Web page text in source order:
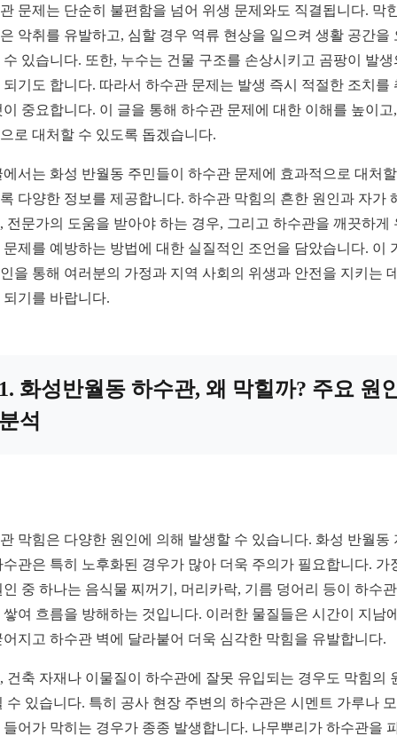
문제는 단순히 불편함을 넘어 위생 문제와도 직결됩니다. 막
악취를 유발하고, 심할 경우 역류 현상을 일으켜 생활 공간을
수 있습니다. 또한, 누수는 건물 구조를 손상시키고 곰팡이 발생
되기도 합니다. 따라서 하수관 문제는 발생 즉시 적절한 조치를
이 중요합니다. 이 글을 통해 하수관 문제에 대한 이해를 높이고
로 대처할 수 있도록 돕겠습니다.
에서는 화성 반월동 주민들이 하수관 문제에 효과적으로 대처
다양한 정보를 제공합니다. 하수관 막힘의 흔한 원인과 자가
전문가의 도움을 받아야 하는 경우, 그리고 하수관을 깨끗하게
문제를 예방하는 방법에 대한 실질적인 조언을 담았습니다. 이
을 통해 여러분의 가정과 지역 사회의 위생과 안전을 지키는
되기를 바랍니다.
화성반월동 하수관, 왜 막힐까? 주요 원
석
막힘은 다양한 원인에 의해 발생할 수 있습니다. 화성 반월동
수관은 특히 노후화된 경우가 많아 더욱 주의가 필요합니다. 가
인 중 하나는 음식물 찌꺼기, 머리카락, 기름 덩어리 등이 하수
쌓여 흐름을 방해하는 것입니다. 이러한 물질들은 시간이 지남
어지고 하수관 벽에 달라붙어 더욱 심각한 막힘을 유발합니다.
건축 자재나 이물질이 하수관에 잘못 유입되는 경우도 막힘의
수 있습니다. 특히 공사 현장 주변의 하수관은 시멘트 가루나
들어가 막히는 경우가 종종 발생합니다. 나무뿌리가 하수관을